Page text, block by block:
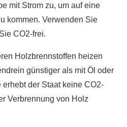
mit Strom zu, um auf eine
kommen. Verwenden Sie
CO2-frei.
Holzbrennstoffen heizen
günstiger als mit Öl oder
der Staat keine CO2-
Verbrennung von Holz